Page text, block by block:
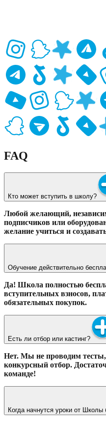
FAQ
Кто может вступить в школу?
Любой желающий,
подписчиков или
желание учиться и
Обучение действительно
Да! Школа полностью
вступительных взносов,
обязательных покупок.
Есть ли отбор или кастинг?
Нет. Мы не проводим тесты,
конкурсный отбор.
команде!
Когда начнутся уроки от